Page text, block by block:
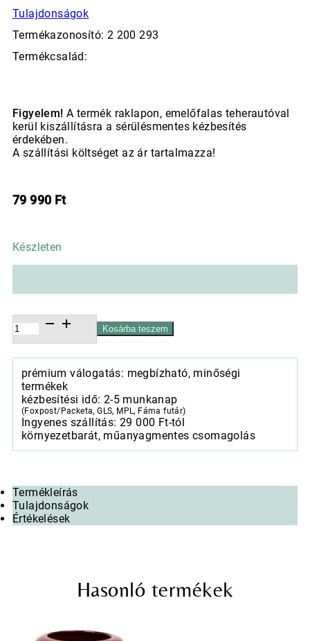
Tulajdonságok
Termékazonosító: 2 200 293
Termékcsalád:
Figyelem! A termék raklapon, emelőfalas teherautóval
kerül kiszállításra a sérülésmentes kézbesítés
érdekében.
A szállítási költséget az ár tartalmazza!
79 990 Ft
Készleten
Kerámia
növénytartó,
Byron
hármas
szett
savmaratott
zöldesbarna,
28x25-
47x44cm
mennyiség
Kosárba teszem
prémium válogatás: megbízható, minőségi
termékek
kézbesítési idő: 2-5 munkanap
(Foxpost/Packeta, GLS, MPL, Fáma futár)
Ingyenes szállítás: 29 000 Ft-tól
környezetbarát, műanyagmentes csomagolás
Termékleírás
Tulajdonságok
Értékelések
Hasonló termékek